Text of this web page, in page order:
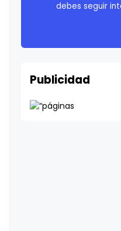
debes seguir
Publicidad